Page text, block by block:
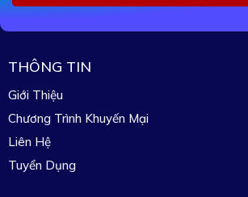
THÔNG TIN
Giới Thiệu
Chương Trình Khuyến Mại
Liên Hệ
Tuyển Dụng